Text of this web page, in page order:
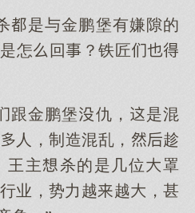
是与金鹏堡有嫌隙的
是怎回？铁匠
跟金鹏堡仇，是混
人，制造混乱，趁
王主杀的是几位罩
业，势力越越，甚